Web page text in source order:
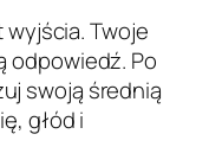
wyjścia. Twoje
odpowiedź. Po
swoją średnią
głód i